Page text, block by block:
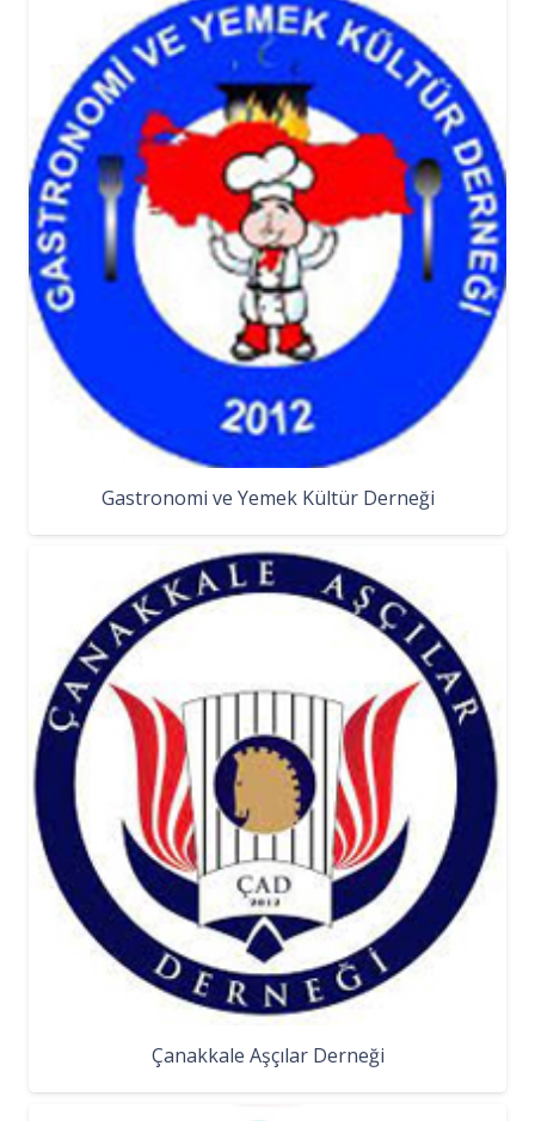
Gastronomi ve Yemek Kültür Derneği
Çanakkale Aşçılar Derneği